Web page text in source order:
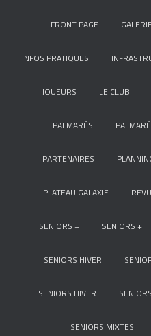
FRONT PAGE
INFOS PRATIQUES
JOUEURS LE CLUB
PALMARÈS
PARTENAIRES
PLATEAU GALAXIE
SENIORS + SENIORS +
SENIORS HIVER
SENIORS HIVER
SENIORS MIXTES